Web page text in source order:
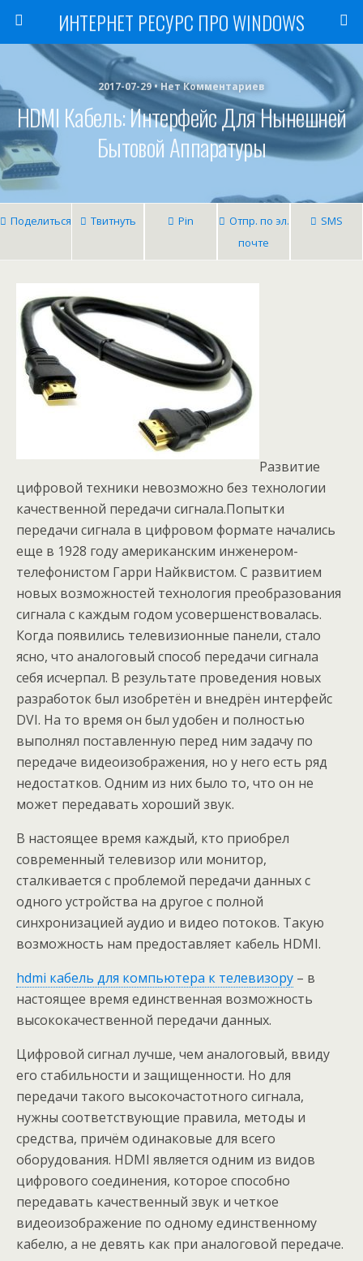
ИНТЕРНЕТ РЕСУРС ПРО WINDOWS
2017-07-29 • Нет Комментариев
HDMI Кабель: Интерфейс Для Нынешней
Бытовой Аппаратуры
Поделиться Твитнуть Pin
Отпр. по эл.
почте
SMS
Развитие
цифровой техники невозможно без технологии
качественной передачи сигнала.Попытки
передачи сигнала в цифровом формате начались
еще в 1928 году американским инженером-
телефонистом Гарри Найквистом. С развитием
новых возможностей технология преобразования
сигнала с каждым годом усовершенствовалась.
Когда появились телевизионные панели, стало
ясно, что аналоговый способ передачи сигнала
себя исчерпал. В результате проведения новых
разработок был изобретён и внедрён интерфейс
DVI. На то время он был удобен и полностью
выполнял поставленную перед ним задачу по
передаче видеоизображения, но у него есть ряд
недостатков. Одним из них было то, что он не
может передавать хороший звук.
В настоящее время каждый, кто приобрел
современный телевизор или монитор,
сталкивается с проблемой передачи данных с
одного устройства на другое с полной
синхронизацией аудио и видео потоков. Такую
возможность нам предоставляет кабель HDMI.
hdmi кабель для компьютера к телевизору – в
настоящее время единственная возможность
высококачественной передачи данных.
Цифровой сигнал лучше, чем аналоговый, ввиду
его стабильности и защищенности. Но для
передачи такого высокочастотного сигнала,
нужны соответствующие правила, методы и
средства, причём одинаковые для всего
оборудования. HDMI является одним из видов
цифрового соединения, которое способно
передавать качественный звук и четкое
видеоизображение по одному единственному
кабелю, а не девять как при аналоговой передаче.